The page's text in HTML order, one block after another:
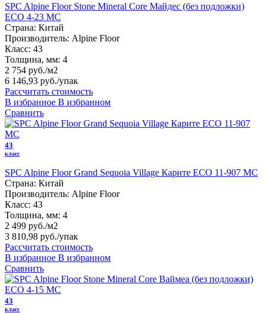
SPC Alpine Floor Stone Mineral Core Майдес (без подложки)
ЕСО 4-23 MC
Страна: Китай
Производитель: Alpine Floor
Класс: 43
Толщина, мм: 4
2 754 руб./м2
6 146,93 руб./упак
Рассчитать стоимость
В избранное В избранном
Сравнить
43
класс
SPC Alpine Floor Grand Sequoia Village Карите ECO 11-907 MC
Страна: Китай
Производитель: Alpine Floor
Класс: 43
Толщина, мм: 4
2 499 руб./м2
3 810,98 руб./упак
Рассчитать стоимость
В избранное В избранном
Сравнить
43
класс